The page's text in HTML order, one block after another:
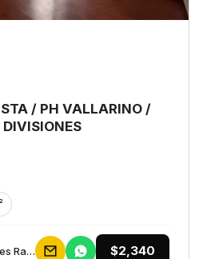
/ PH VALLARINO /
Galceb Group Bienes Raices $2,340